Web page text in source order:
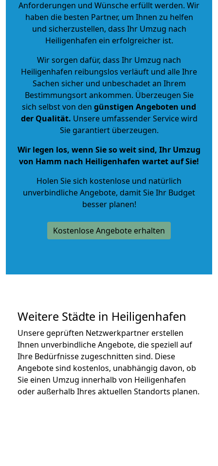
Anforderungen und Wünsche erfüllt werden. Wir
haben die besten Partner, um Ihnen zu helfen
und sicherzustellen, dass Ihr Umzug nach
Heiligenhafen ein erfolgreicher ist.
Wir sorgen dafür, dass Ihr Umzug nach
Heiligenhafen reibungslos verläuft und alle Ihre
Sachen sicher und unbeschadet an Ihrem
Bestimmungsort ankommen. Überzeugen Sie
sich selbst von den günstigen Angeboten und
der Qualität. Unsere umfassender Service wird
Sie garantiert überzeugen.
Wir legen los, wenn Sie so weit sind, Ihr Umzug
von Hamm nach Heiligenhafen wartet auf Sie!
Holen Sie sich kostenlose und natürlich
unverbindliche Angebote, damit Sie Ihr Budget
besser planen!
Kostenlose Angebote erhalten
Weitere Städte in Heiligenhafen
Unsere geprüften Netzwerkpartner erstellen
Ihnen unverbindliche Angebote, die speziell auf
Ihre Bedürfnisse zugeschnitten sind. Diese
Angebote sind kostenlos, unabhängig davon, ob
Sie einen Umzug innerhalb von Heiligenhafen
oder außerhalb Ihres aktuellen Standorts planen.